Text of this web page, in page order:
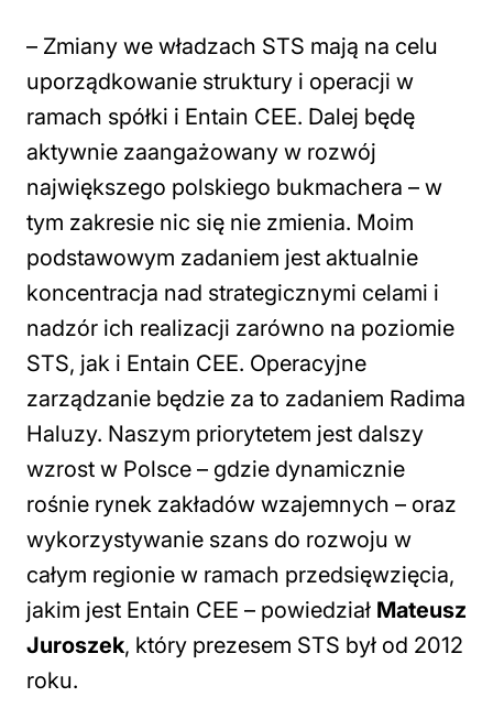
– Zmiany we władzach STS mają na celu
uporządkowanie struktury i operacji w
ramach spółki i Entain CEE. Dalej będę
aktywnie zaangażowany w rozwój
największego polskiego bukmachera – w
tym zakresie nic się nie zmienia. Moim
podstawowym zadaniem jest aktualnie
koncentracja nad strategicznymi celami i
nadzór ich realizacji zarówno na poziomie
STS, jak i Entain CEE. Operacyjne
zarządzanie będzie za to zadaniem Radima
Haluzy. Naszym priorytetem jest dalszy
wzrost w Polsce – gdzie dynamicznie
rośnie rynek zakładów wzajemnych – oraz
wykorzystywanie szans do rozwoju w
całym regionie w ramach przedsięwzięcia,
jakim jest Entain CEE – powiedział Mateusz
Juroszek, który prezesem STS był od 2012
roku.